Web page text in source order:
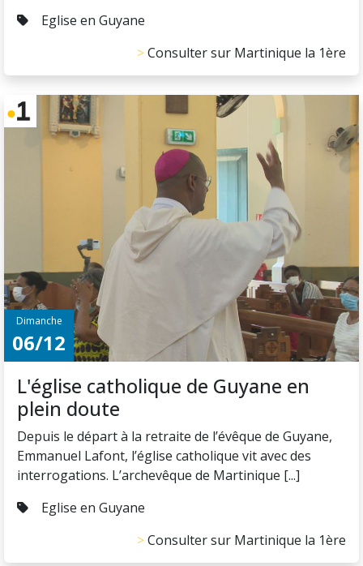
Eglise en Guyane
Consulter sur Martinique la 1ère
Dimanche
06/12
L'église catholique de Guyane en
plein doute
Depuis le départ à la retraite de l’évêque de Guyane,
Emmanuel Lafont, l’église catholique vit avec des
interrogations. L’archevêque de Martinique [...]
Eglise en Guyane
Consulter sur Martinique la 1ère